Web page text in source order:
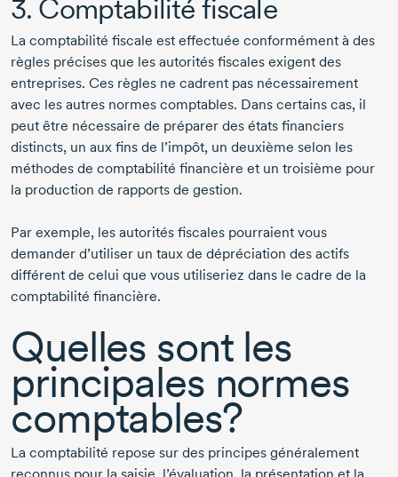
3. Comptabilité fiscale
La comptabilité fiscale est effectuée conformément à des
règles précises que les autorités fiscales exigent des
entreprises. Ces règles ne cadrent pas nécessairement
avec les autres normes comptables. Dans certains cas, il
peut être nécessaire de préparer des états financiers
distincts, un aux fins de l’impôt, un deuxième selon les
méthodes de comptabilité financière et un troisième pour
la production de rapports de gestion.
Par exemple, les autorités fiscales pourraient vous
demander d’utiliser un taux de dépréciation des actifs
différent de celui que vous utiliseriez dans le cadre de la
comptabilité financière.
Quelles sont les
principales normes
comptables?
La comptabilité repose sur des principes généralement